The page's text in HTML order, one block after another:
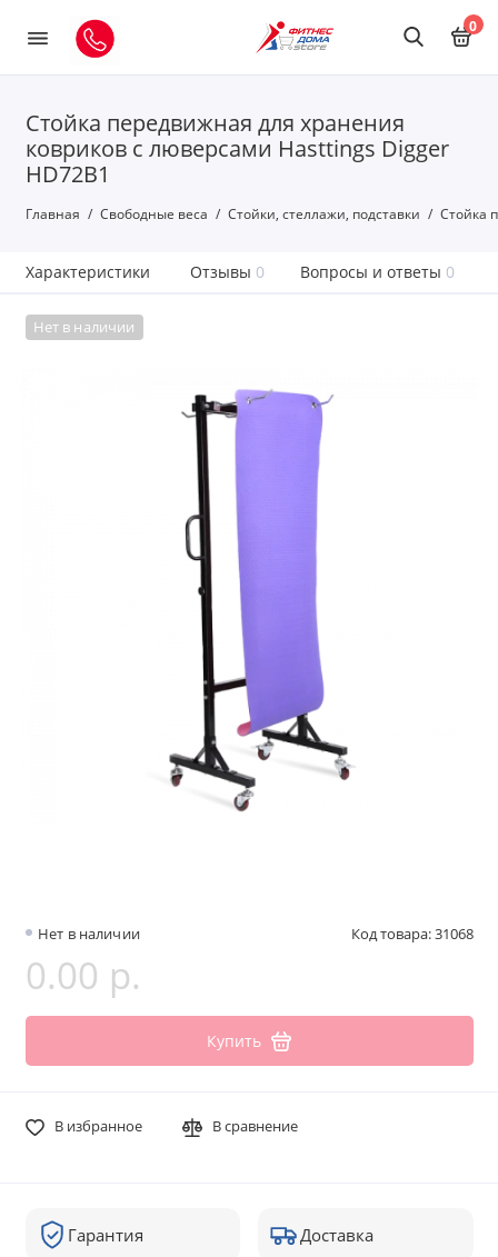
0
Cтойка передвижная для хранения
ковриков с люверсами Hasttings Digger
HD72B1
Главная Свободные веса Стойки, стеллажи, подставки Cтойка
Характеристики Отзывы 0 Вопросы и ответы 0
Нет в наличии
Нет в наличии Код товара: 31068
0.00 р.
Купить
В избранное В сравнение
Гарантия Доставка